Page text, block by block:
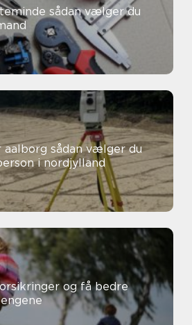
vælger du
vælger du
i nordjylland
og få bedre